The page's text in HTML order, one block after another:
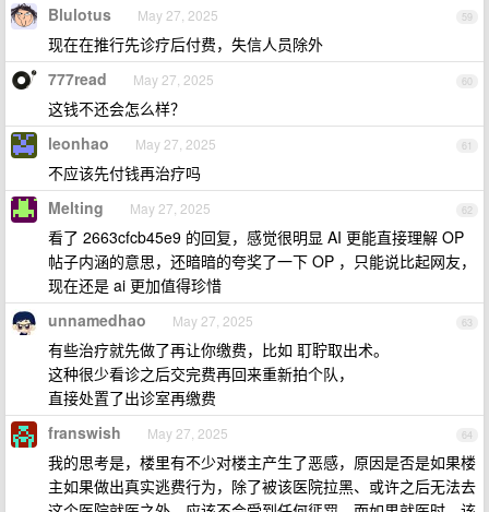
59
Blulotus May 27, 2025
现在在推行先诊疗后付费，失信人员除外
60
777read May 27, 2025
这钱不还会怎么样？
61
leonhao May 27, 2025
不应该先付钱再治疗吗
62
Melting May 27, 2025
看了 2663cfcb45e9 的回复，感觉很明显 AI 更能直接理解 OP
帖子内涵的意思，还暗暗的夸奖了一下 OP ，只能说比起网友，
现在还是 ai 更加值得珍惜
63
unnamedhao May 27, 2025
有些治疗就先做了再让你缴费，比如 耵聍取出术。
这种很少看诊之后交完费再回来重新拍个队，
直接处置了出诊室再缴费
64
franswish May 27, 2025
我的思考是，楼里有不少对楼主产生了恶感，原因是否是如果楼
主如果做出真实逃费行为，除了被该医院拉黑、或许之后无法去